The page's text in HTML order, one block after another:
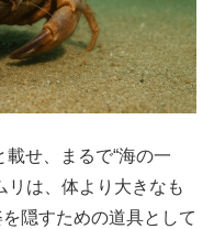
せ、まるで“海の一
リは、体より大きなも
隠すための道具として